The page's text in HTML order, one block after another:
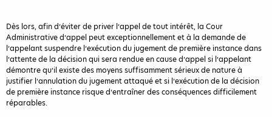
Dès lors, afin d’éviter de priver l’appel de tout intérêt, la Cour
Administrative d’appel peut exceptionnellement et à la demande de
l’appelant suspendre l’exécution du jugement de première instance dans
l’attente de la décision qui sera rendue en cause d’appel si l’appelant
démontre qu’il existe des moyens suffisamment sérieux de nature à
justifier l’annulation du jugement attaqué et si l’exécution de la décision
de première instance risque d’entraîner des conséquences difficilement
réparables.